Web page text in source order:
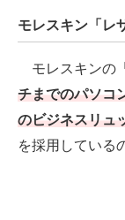
モレスキン「レ
モレスキンの
チまでのパソコ
のビジネスリュ
を採用している